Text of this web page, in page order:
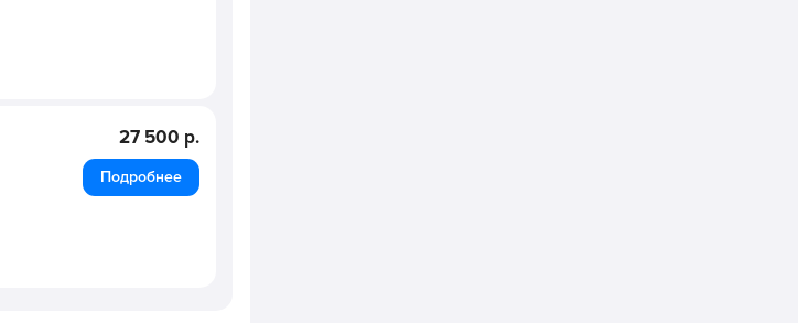
27 500 р.
Подробнее